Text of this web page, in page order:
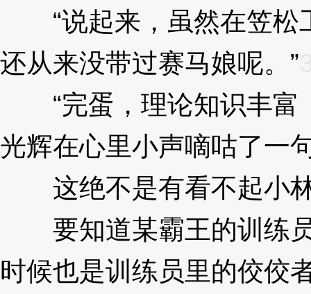
“说起来，虽然在笠松
还从来没带过赛马娘呢。”
“完蛋，理论知识丰富
光辉在心里小声嘀咕了一
这绝不是有看不起小
要知道某霸王的训练员
时候也是训练员里的佼佼